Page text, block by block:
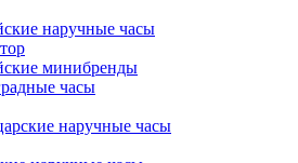
наручные часы
минибренды
часы
наручные часы